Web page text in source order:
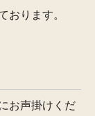
おります。
お声掛けくだ